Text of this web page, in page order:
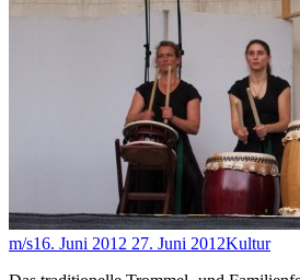
m/s16. Juni 2012 27. Juni 2012Kultur